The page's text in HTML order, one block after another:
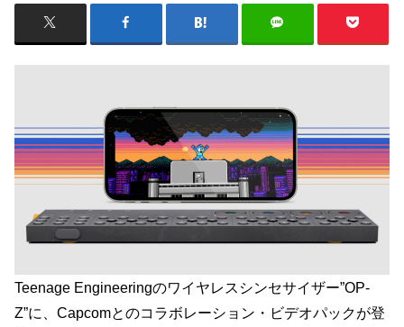
Teenage Engineeringのワイヤレスシンセサイザー”OP-
Z”に、Capcomとのコラボレーション・ビデオパックが登